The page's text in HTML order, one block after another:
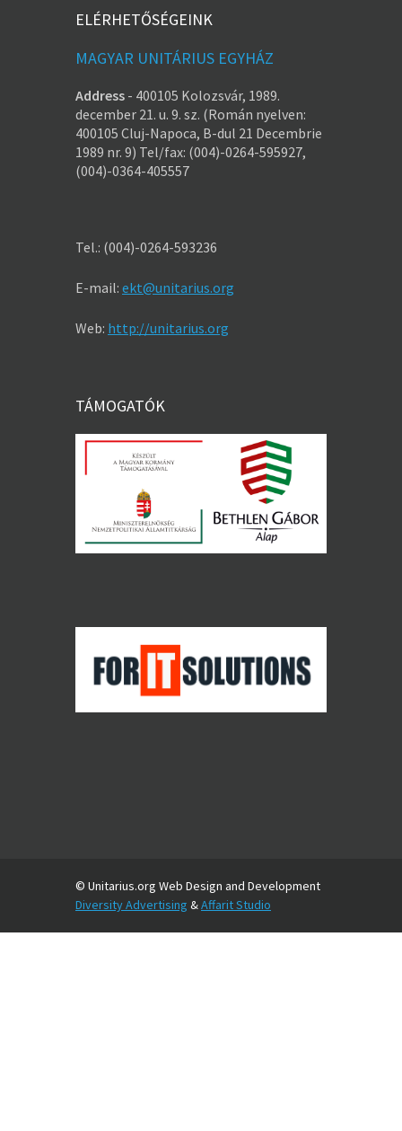
ELÉRHETŐSÉGEINK
MAGYAR UNITÁRIUS EGYHÁZ
Address - 400105 Kolozsvár, 1989.
december 21. u. 9. sz. (Román nyelven:
400105 Cluj-Napoca, B-dul 21 Decembrie
1989 nr. 9) Tel/fax: (004)-0264-595927,
(004)-0364-405557
Tel.: (004)-0264-593236
E-mail: ekt@unitarius.org
Web: http://unitarius.org
TÁMOGATÓK
© Unitarius.org Web Design and Development
Diversity Advertising &Affarit Studio